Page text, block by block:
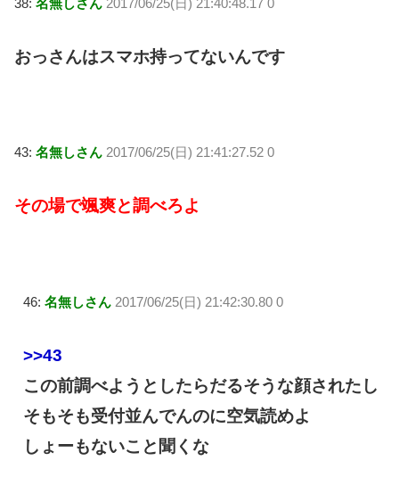
おっさんはスマホ持ってないんです
43: 名無しさん 2017/06/25(日) 21:41:27.52 0
その場で颯爽と調べろよ
46: 名無しさん 2017/06/25(日) 21:42:30.80 0
>>43
この前調べようとしたらだるそうな顔されたし
そもそも受付並んでんのに空気読めよ
しょーもないこと聞くな